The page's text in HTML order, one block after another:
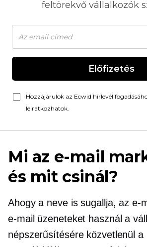
feltörekvő vállalkozók
Előfizetés
Hozzájárulok az Ecwid hírlevél
leiratkozhatok.
Mi az e-mail
és mit csinál?
Ahogy a neve is sugallja, az e-
e-mail üzeneteket használ a
népszerűsítésére közvetlenül a